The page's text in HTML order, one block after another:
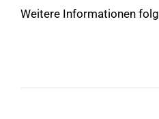
Weitere Informationen